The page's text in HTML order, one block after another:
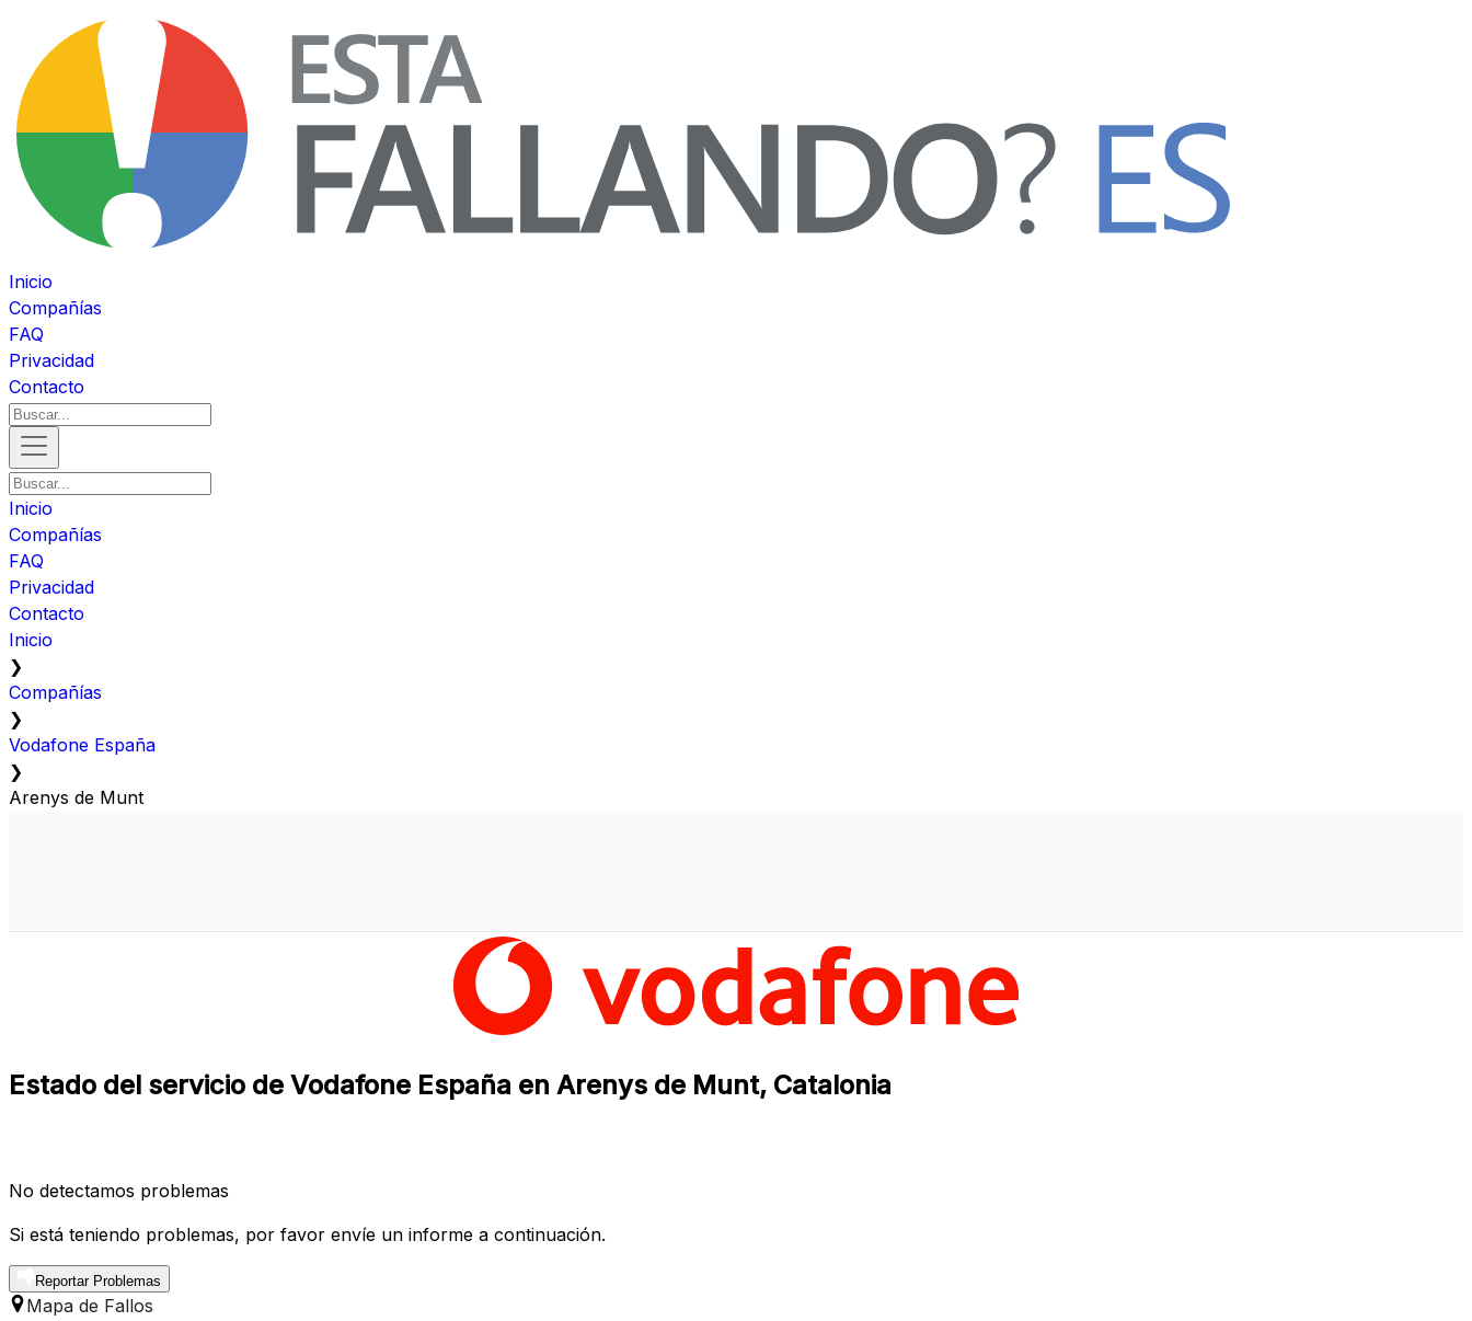
Inicio
Compañías
FAQ
Privacidad
Contacto
Inicio
Compañías
FAQ
Privacidad
Contacto
Inicio
❯
Compañías
❯
Vodafone España
❯
Arenys de Munt
Estado del servicio de Vodafone España en Arenys de Munt, Catalonia
No detectamos problemas
Si está teniendo problemas, por favor envíe un informe a continuación.
Reportar Problemas
Mapa de Fallos